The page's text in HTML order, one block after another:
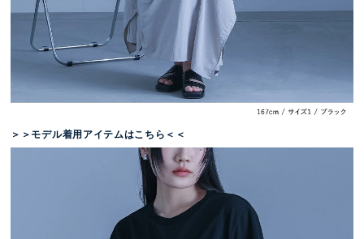
＞＞モデル着用アイテムはこちら＜＜